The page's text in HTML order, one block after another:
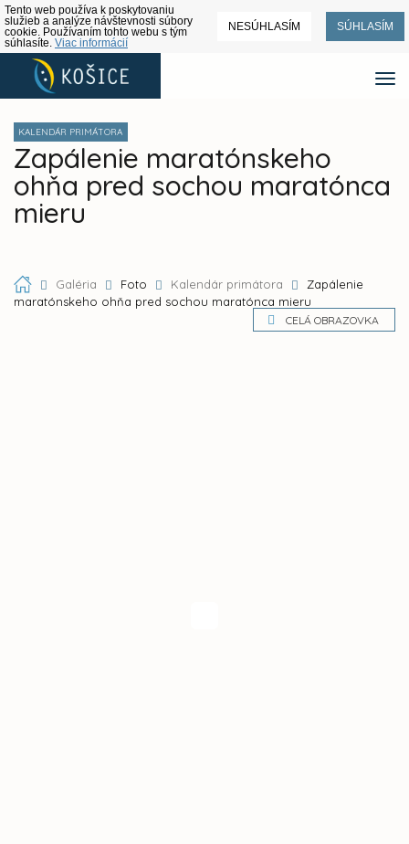
Tento web používa k poskytovaniu
služieb a analýze návštevnosti súbory
cookie. Používaním tohto webu s tým
súhlasíte. Viac informácií
NESÚHLASÍM SÚHLASÍM
KALENDÁR PRIMÁTORA
Zapálenie maratónskeho
ohňa pred sochou maratónca
mieru
Galéria Foto Kalendár primátora
Zapálenie
maratónskeho ohňa pred sochou maratónca mieru
CELÁ OBRAZOVKA